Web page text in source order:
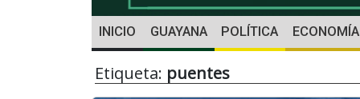
INICIO GUAYANA POLÍTICA ECONOMÍA
Etiqueta: puentes